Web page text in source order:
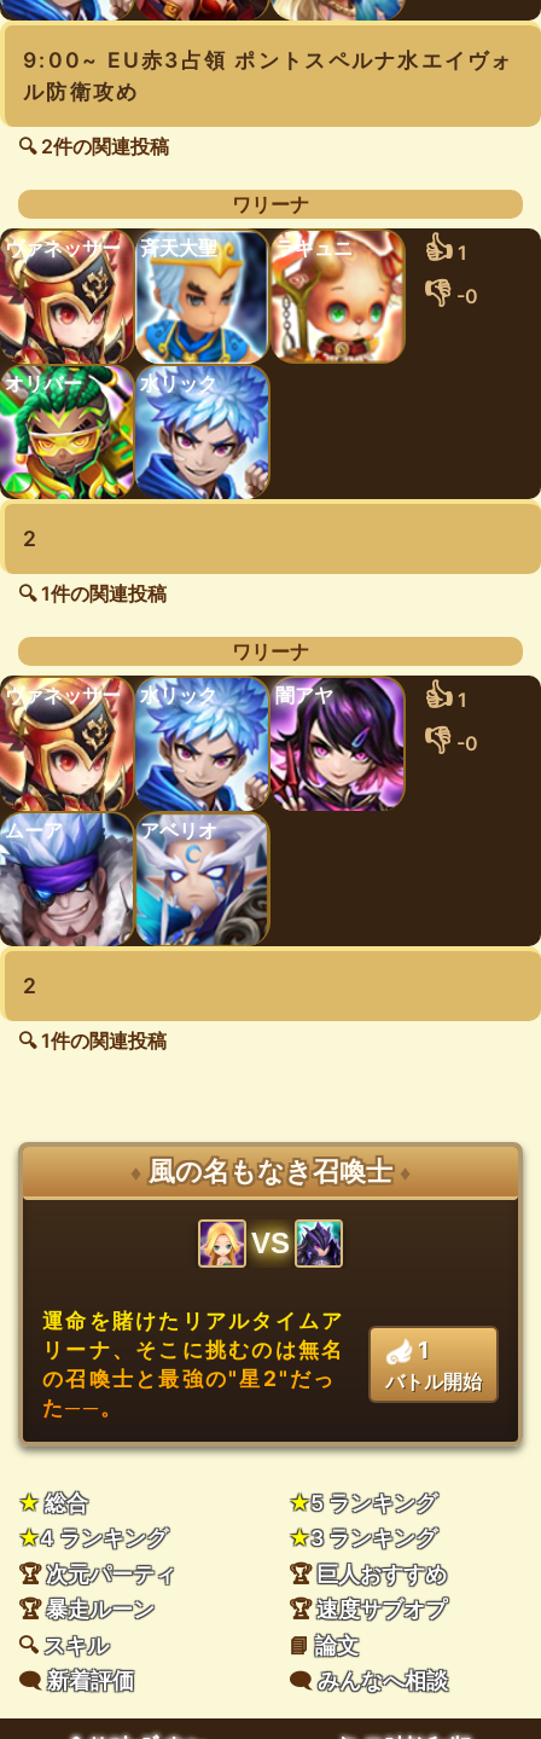
9:00~ EU赤3占領 ポントスペルナ水エイヴォ
ル防衛攻め
🔍 2件の関連投稿
ワリーナ
ヴァネッサー
斉天大聖 ラキュニ 👍 1
👎 -0
オリバー 水リック
2
🔍 1件の関連投稿
ワリーナ
ヴァネッサー
水リック 闇アヤ 👍 1
👎 -0
ムーア アベリオ
2
🔍 1件の関連投稿
♦ 風の名もなき召喚士 ♦
VS
運命を賭けたリアルタイムア
リーナ、そこに挑むのは無名
の召喚士と最強の"星2"だっ
た──。
1
バトル開始
★総合 ★5 ランキング
★4 ランキング ★3 ランキング
🏆次元パーティ 🏆巨人おすすめ
🏆暴走ルーン 🏆速度サブオプ
🔍スキル 📘論文
🗨️新着評価 🗨️みんなへ相談